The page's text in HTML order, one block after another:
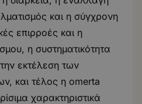
και η σύγχρονη
επιρροές και η
η συστηματικότητα
εκτέλεση των
και τέλος η omerta
χαρακτηριστικά